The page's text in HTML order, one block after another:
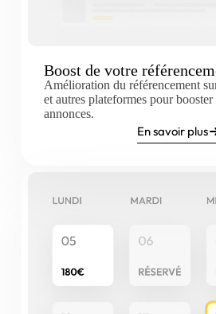
Boost de votre
Amélioration du référencement
et autres plateformes pour
annonces.
En savoir plus